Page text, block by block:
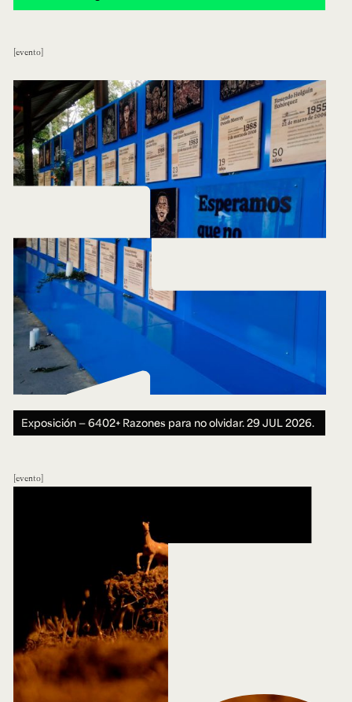
evento
Exposición — 6402+ Razones para no olvidar.29 JUL 2026.
evento